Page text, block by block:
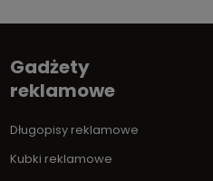
Gadżety
reklamowe
Długopisy reklamowe
Kubki reklamowe